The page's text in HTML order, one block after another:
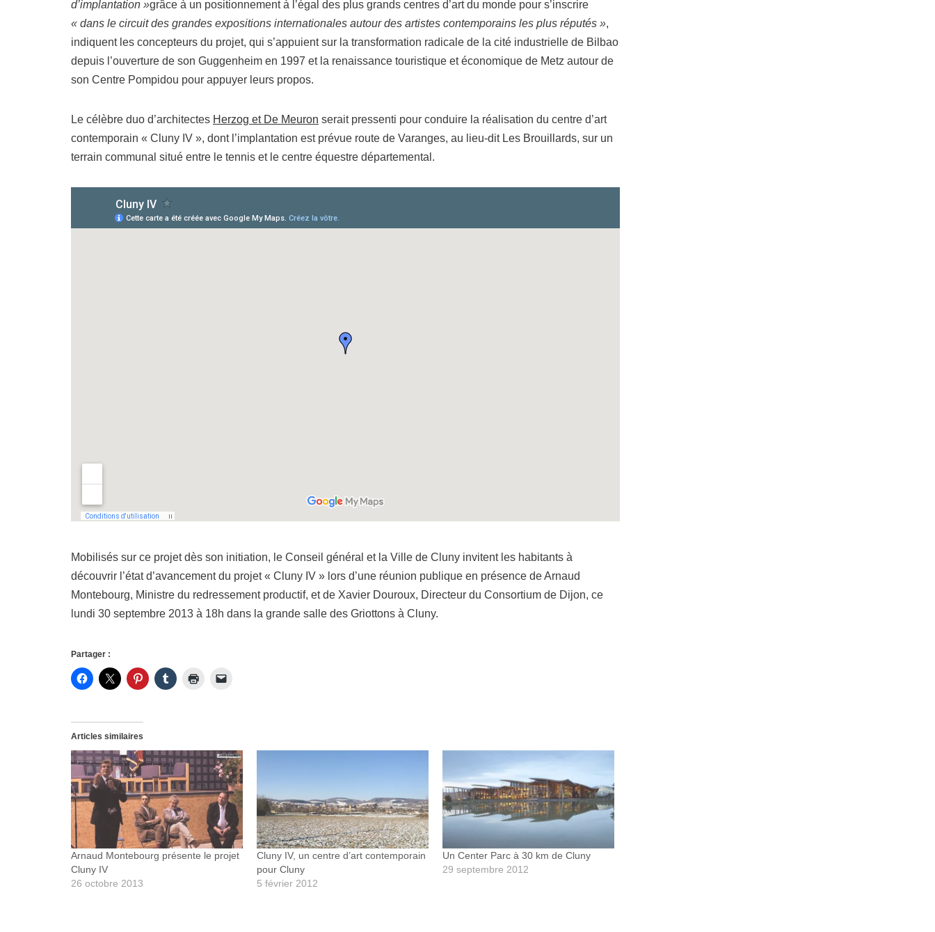
d’implantation »grâce à un positionnement à l’égal des plus grands centres d’art du monde pour s’inscrire
« dans le circuit des grandes expositions internationales autour des artistes contemporains les plus réputés »,
indiquent les concepteurs du projet, qui s’appuient sur la transformation radicale de la cité industrielle de Bilbao
depuis l’ouverture de son Guggenheim en 1997 et la renaissance touristique et économique de Metz autour de
son Centre Pompidou pour appuyer leurs propos.
Le célèbre duo d’architectes Herzog et De Meuron serait pressenti pour conduire la réalisation du centre d’art
contemporain « Cluny IV », dont l’implantation est prévue route de Varanges, au lieu-dit Les Brouillards, sur un
terrain communal situé entre le tennis et le centre équestre départemental.
Mobilisés sur ce projet dès son initiation, le Conseil général et la Ville de Cluny invitent les habitants à
découvrir l’état d’avancement du projet « Cluny IV » lors d’une réunion publique en présence de Arnaud
Montebourg, Ministre du redressement productif, et de Xavier Douroux, Directeur du Consortium de Dijon, ce
lundi 30 septembre 2013 à 18h dans la grande salle des Griottons à Cluny.
Partager :
Articles similaires
Arnaud Montebourg présente le projet
Cluny IV
26 octobre 2013
Cluny IV, un centre d’art contemporain
pour Cluny
5 février 2012
Un Center Parc à 30 km de Cluny
29 septembre 2012